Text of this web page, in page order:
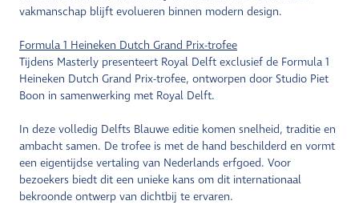
vakmanschap blijft evolueren binnen modern design.
Formula 1 Heineken Dutch Grand Prix-trofee
Tijdens Masterly presenteert Royal Delft exclusief de Formula 1
Heineken Dutch Grand Prix-trofee, ontworpen door Studio Piet
Boon in samenwerking met Royal Delft.
In deze volledig Delfts Blauwe editie komen snelheid, traditie en
ambacht samen. De trofee is met de hand beschilderd en vormt
een eigentijdse vertaling van Nederlands erfgoed. Voor
bezoekers biedt dit een unieke kans om dit internationaal
bekroonde ontwerp van dichtbij te ervaren.